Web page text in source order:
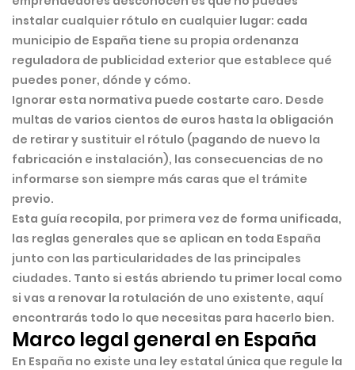
instalar cualquier rótulo en cualquier lugar: cada
municipio de España tiene su propia ordenanza
reguladora de publicidad exterior que establece qué
puedes poner, dónde y cómo.
Ignorar esta normativa puede costarte caro. Desde
multas de varios cientos de euros hasta la obligación
de retirar y sustituir el rótulo (pagando de nuevo la
fabricación e instalación), las consecuencias de no
informarse son siempre más caras que el trámite
previo.
Esta guía recopila, por primera vez de forma unificada,
las reglas generales que se aplican en toda España
junto con las particularidades de las principales
ciudades. Tanto si estás abriendo tu primer local como
si vas a renovar la rotulación de uno existente, aquí
encontrarás todo lo que necesitas para hacerlo bien.
Marco legal general en España
En España no existe una ley estatal única que regule la